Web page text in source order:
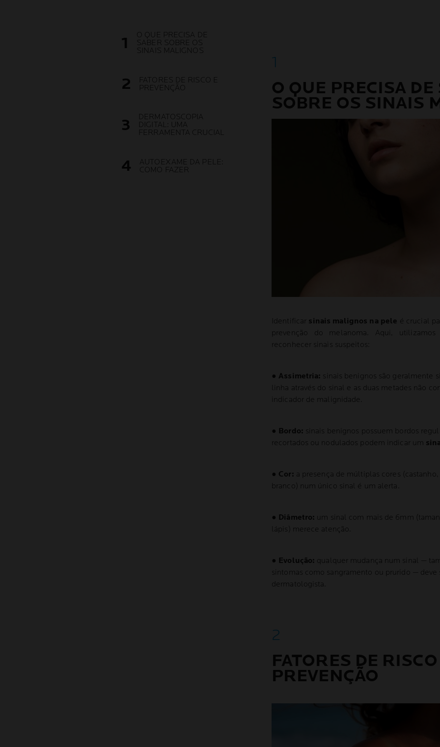
O QUE PRECISA DE
SABER SOBRE OS
SINAIS MALIGNOS
FATORES DE RISCO E
PREVENÇÃO
DERMATOSCOPIA
DIGITAL: UMA
FERRAMENTA CRUCIAL
AUTOEXAME DA PELE:
COMO FAZER
O QUE PRECISA DE
SOBRE OS SINAIS
Identificar sinais malignos na pele é crucial
prevenção do melanoma. Aqui,
reconhecer sinais suspeitos:
● Assimetria: sinais benignos são geralmente
linha através do sinal e as duas metades não
indicador de malignidade.
● Bordo: sinais benignos possuem bordos
recortados ou nodulados podem indicar um
● Cor: a presença de múltiplas cores
branco) num único sinal é um alerta.
● Diâmetro: um sinal com mais de 6mm
lápis) merece atenção.
● Evolução: qualquer mudança num sinal —
sintomas como sangramento ou prurido — deve
dermatologista.
FATORES DE
PREVENÇÃO